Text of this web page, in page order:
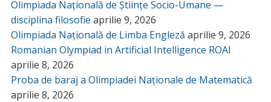
Olimpiada Națională de Științe Socio-Umane —
disciplina filosofie aprilie 9, 2026
Olimpiada Națională de Limba Engleză aprilie 9, 2026
Romanian Olympiad in Artificial Intelligence ROAI
aprilie 8, 2026
Proba de baraj a Olimpiadei Naționale de Matematică
aprilie 8, 2026